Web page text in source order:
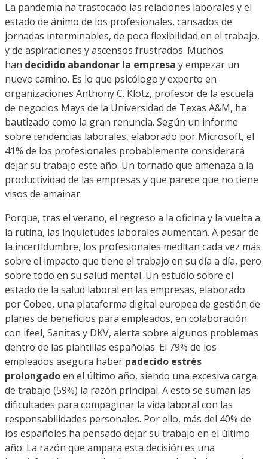
La pandemia ha trastocado las relaciones laborales y el
estado de ánimo de los profesionales, cansados de
jornadas interminables, de poca flexibilidad en el trabajo,
y de aspiraciones y ascensos frustrados. Muchos
han decidido abandonar la empresa y empezar un
nuevo camino. Es lo que psicólogo y experto en
organizaciones Anthony C. Klotz, profesor de la escuela
de negocios Mays de la Universidad de Texas A&M, ha
bautizado como la gran renuncia. Según un informe
sobre tendencias laborales, elaborado por Microsoft, el
41% de los profesionales probablemente considerará
dejar su trabajo este año. Un tornado que amenaza a la
productividad de las empresas y que parece que no tiene
visos de amainar.
Porque, tras el verano, el regreso a la oficina y la vuelta a
la rutina, las inquietudes laborales aumentan. A pesar de
la incertidumbre, los profesionales meditan cada vez más
sobre el impacto que tiene el trabajo en su día a día, pero
sobre todo en su salud mental. Un estudio sobre el
estado de la salud laboral en las empresas, elaborado
por Cobee, una plataforma digital europea de gestión de
planes de beneficios para empleados, en colaboración
con ifeel, Sanitas y DKV, alerta sobre algunos problemas
dentro de las plantillas españolas. El 79% de los
empleados asegura haber padecido estrés
prolongadoen el último año, siendo una excesiva carga
de trabajo (59%) la razón principal. A esto se suman las
dificultades para compaginar la vida laboral con las
responsabilidades personales. Por ello, más del 40% de
los españoles ha pensado dejar su trabajo en el último
año. La razón que ampara esta decisión es una